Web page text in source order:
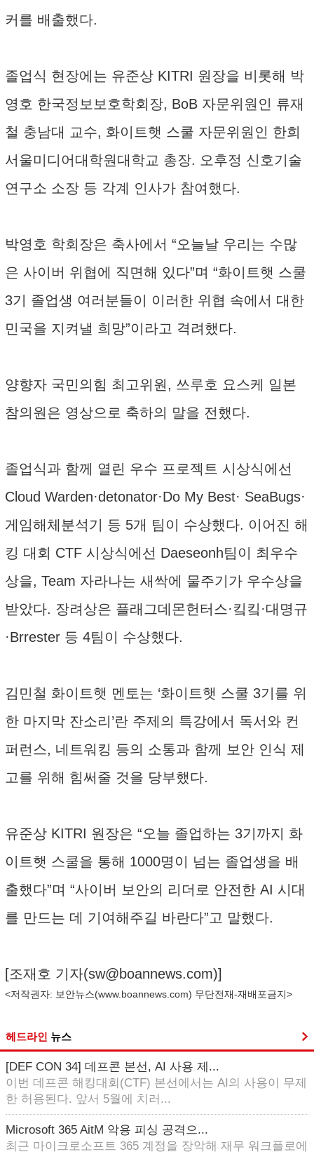
커를 배출했다.
졸업식 현장에는 유준상 KITRI 원장을 비롯해 박
영호 한국정보보호학회장, BoB 자문위원인 류재
철 충남대 교수, 화이트햇 스쿨 자문위원인 한희
서울미디어대학원대학교 총장. 오후정 신호기술
연구소 소장 등 각계 인사가 참여했다.
박영호 학회장은 축사에서 “오늘날 우리는 수많
은 사이버 위협에 직면해 있다”며 “화이트햇 스쿨
3기 졸업생 여러분들이 이러한 위협 속에서 대한
민국을 지켜낼 희망”이라고 격려했다.
양향자 국민의힘 최고위원, 쓰루호 요스케 일본
참의원은 영상으로 축하의 말을 전했다.
졸업식과 함께 열린 우수 프로젝트 시상식에선
Cloud Warden·detonator·Do My Best· SeaBugs·
게임해체분석기 등 5개 팀이 수상했다. 이어진 해
킹 대회 CTF 시상식에선 Daeseonh팀이 최우수
상을, Team 자라나는 새싹에 물주기가 우수상을
받았다. 장려상은 플래그데몬헌터스·킼킼·대명규
·Brrester 등 4팀이 수상했다.
김민철 화이트햇 멘토는 ‘화이트햇 스쿨 3기를 위
한 마지막 잔소리’란 주제의 특강에서 독서와 컨
퍼런스, 네트워킹 등의 소통과 함께 보안 인식 제
고를 위해 힘써줄 것을 당부했다.
유준상 KITRI 원장은 “오늘 졸업하는 3기까지 화
이트햇 스쿨을 통해 1000명이 넘는 졸업생을 배
출했다”며 “사이버 보안의 리더로 안전한 AI 시대
를 만드는 데 기여해주길 바란다”고 말했다.
[조재호 기자(sw@boannews.com)]
<저작권자: 보안뉴스(www.boannews.com) 무단전재-재배포금지>
헤드라인 뉴스
[DEF CON 34] 데프콘 본선, AI 사용 제...
이번 데프콘 해킹대회(CTF) 본선에서는 AI의 사용이 무제
한 허용된다. 앞서 5월에 치러...
Microsoft 365 AitM 악용 피싱 공격으...
최근 마이크로소프트 365 계정을 장악해 재무 워크플로에